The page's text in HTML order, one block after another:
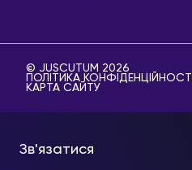
© JUSCUTUM 2026
ПОЛІТИКА КОНФІДЕНЦІЙНОСТІ
КАРТА САЙТУ
Зв'язатися